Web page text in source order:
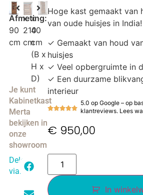
Afmeting:
90
cm
x
210
cm
x
40
cm
(B x
H x
D)
Je kunt
Kabinetkast
Merta
bekijken in
onze
showroom
Delen
via:
Hoge kast gemaakt van
van oude huisjes in India!
✓ Gemaakt van houd
huisjes
✓ Veel opbergruimte in
✓ Een duurzame
interieur
5.0 op Google – op
klantreviews. Lees
€ 950,00
In